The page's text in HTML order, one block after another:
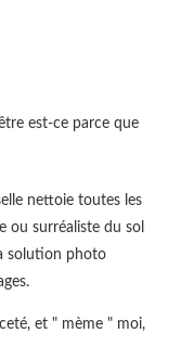
est-ce parce que
nettoie toutes les
ou surréaliste du sol
solution photo
et " mème " moi,